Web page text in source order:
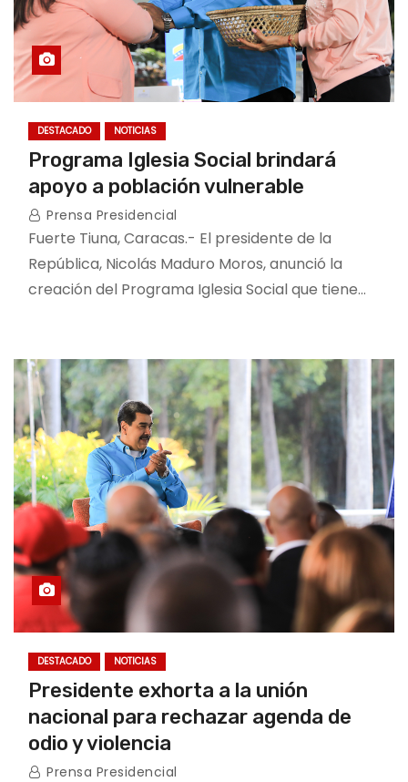
DESTACADO NOTICIAS
Programa Iglesia Social brindará
apoyo a población vulnerable
Prensa Presidencial
Fuerte Tiuna, Caracas.- El presidente de la
República, Nicolás Maduro Moros, anunció la
creación del Programa Iglesia Social que tiene…
DESTACADO NOTICIAS
Presidente exhorta a la unión
nacional para rechazar agenda de
odio y violencia
Prensa Presidencial